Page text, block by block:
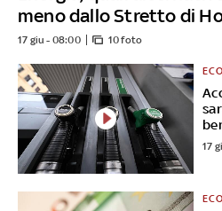
meno dallo Stretto di
17 giu - 08:00 10 foto
17